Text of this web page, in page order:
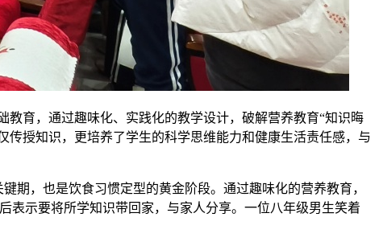
育，通过趣味化、实践化的教学设计，破解营养教育“知识晦
授知识，更培养了学生的科学思维能力和健康生活责任感，与
期，也是饮食习惯定型的黄金阶段。通过趣味化的营养教育，
表示要将所学知识带回家，与家人分享。一位八年级男生笑着